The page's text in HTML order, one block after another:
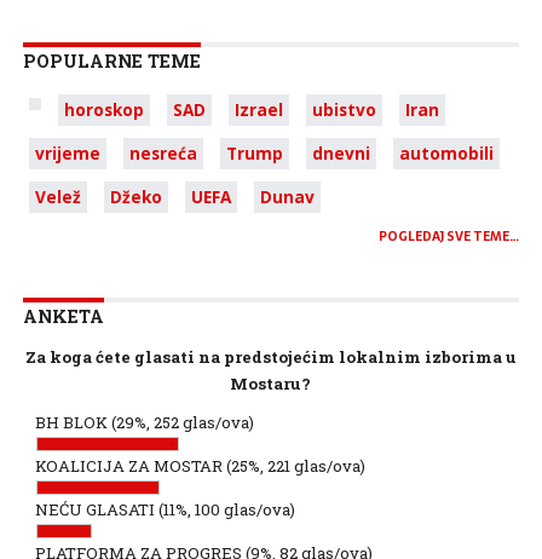
POPULARNE TEME
horoskop SAD Izrael ubistvo
Iran
vrijeme
nesreća Trump dnevni
automobili
Velež
Džeko UEFA Dunav
POGLEDAJ SVE TEME…
ANKETA
Za koga ćete glasati na predstojećim lokalnim izborima u
Mostaru?
BH BLOK(29%, 252 glas/ova)
KOALICIJA ZA MOSTAR(25%, 221 glas/ova)
NEĆU GLASATI (11%, 100 glas/ova)
PLATFORMA ZA PROGRES (9%, 82 glas/ova)